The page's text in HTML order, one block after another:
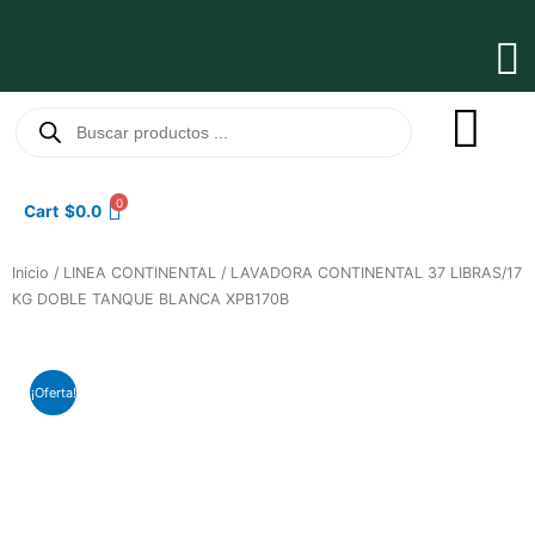
productos
Cart $0.0 0
Inicio / LINEA CONTINENTAL / LAVADORA CONTINENTAL 37 LIBRAS/17
KG DOBLE TANQUE BLANCA XPB170B
¡Oferta!